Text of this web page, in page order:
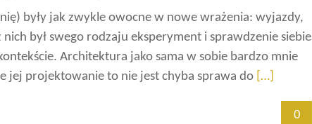
były jak zwykle owocne w nowe wrażenia: wyjazdy,
był swego rodzaju eksperyment i sprawdzenie siebie
Architektura jako sama w sobie bardzo mnie
jej projektowanie to nie jest chyba sprawa do […]
0